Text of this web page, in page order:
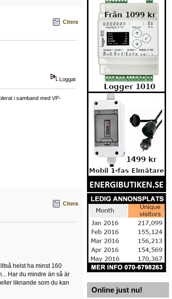
Citera
Loggat
i samband med VP-
Citera
helst ha minst 160
Har du mindre än så är
liknande som du kan
Online just nu!